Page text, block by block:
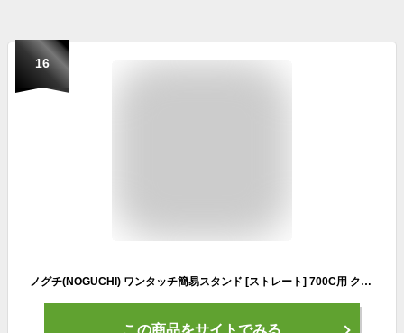
16
ノグチ(NOGUCHI) ワンタッチ簡易スタンド [ストレート] 700C用 クイックリリース対応 車体重量13kgまで 119126
この商品をサイトでみる